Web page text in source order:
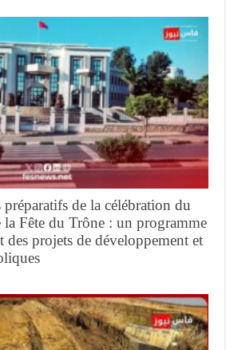
de la célébration du
la Fête du Trône : un programme
projets de développement et